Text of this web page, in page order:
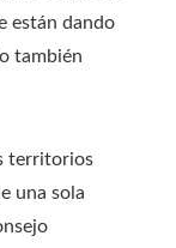
están dando
también
territorios
una sola